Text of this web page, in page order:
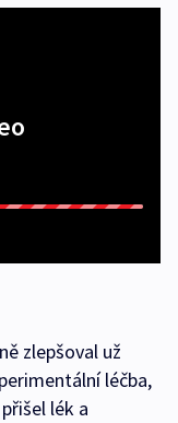
zlepšoval už
léčba,
lék a